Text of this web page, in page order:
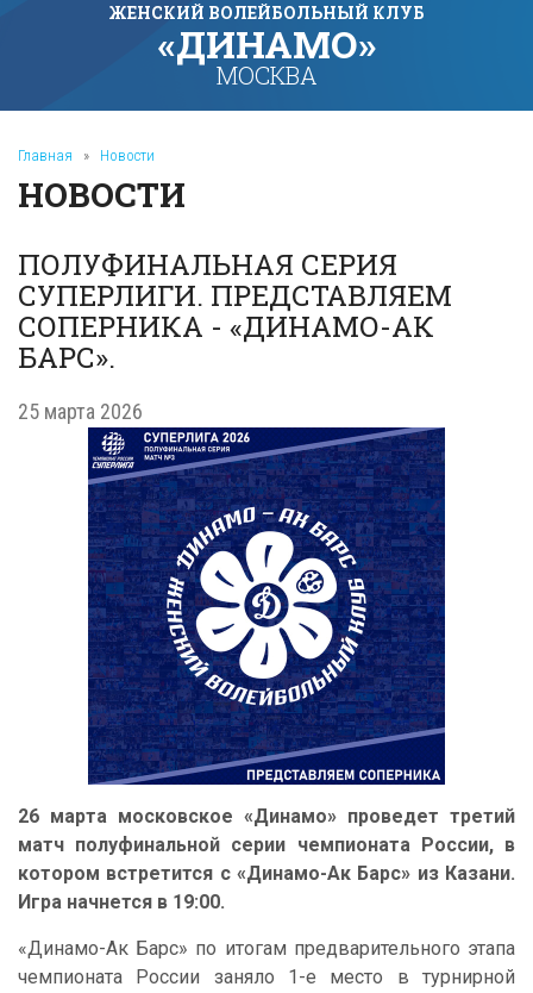
ЖЕНСКИЙ ВОЛЕЙБОЛЬНЫЙ КЛУБ
«ДИНАМО»
МОСКВА
Главная » Новости
НОВОСТИ
ПОЛУФИНАЛЬНАЯ СЕРИЯ
СУПЕРЛИГИ. ПРЕДСТАВЛЯЕМ
СОПЕРНИКА - «ДИНАМО-АК
БАРС».
25 марта 2026
26 марта московское «Динамо» проведет третий
матч полуфинальной серии чемпионата России, в
котором встретится с «Динамо-Ак Барс» из Казани.
Игра начнется в 19:00.
«Динамо-Ак Барс» по итогам предварительного этапа
чемпионата России заняло 1-е место в турнирной